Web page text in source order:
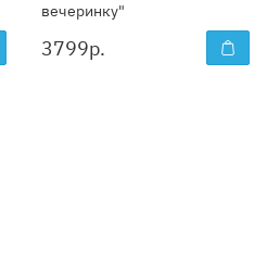
вечеринку"
3799р.